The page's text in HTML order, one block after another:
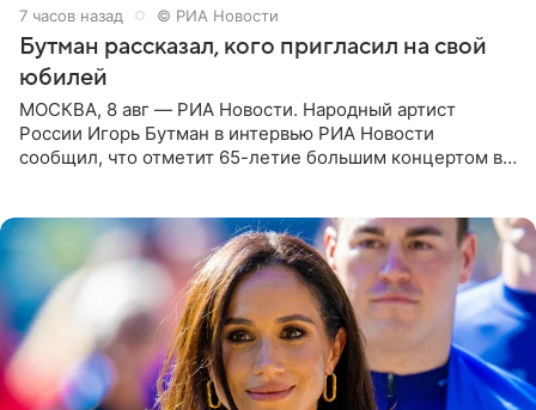
7 часов назад © РИА Новости
Бутман рассказал, кого пригласил на свой
юбилей
МОСКВА, 8 авг — РИА Новости. Народный артист
России Игорь Бутман в интервью РИА Новости
сообщил, что отметит 65-летие большим концертом в